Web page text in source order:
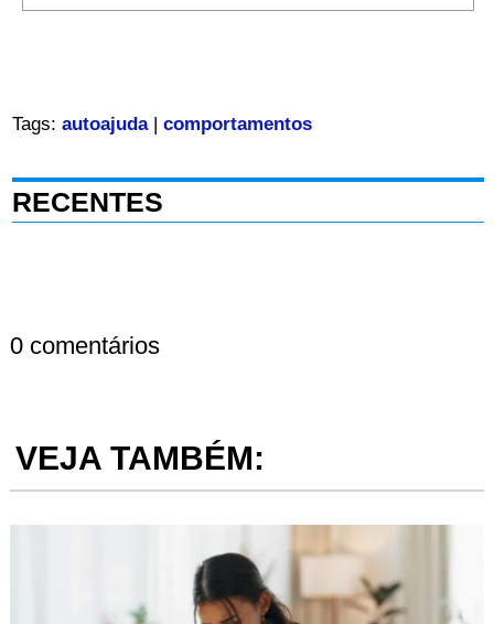
Tags: autoajuda| comportamentos
RECENTES
0 comentários
VEJA TAMBÉM: